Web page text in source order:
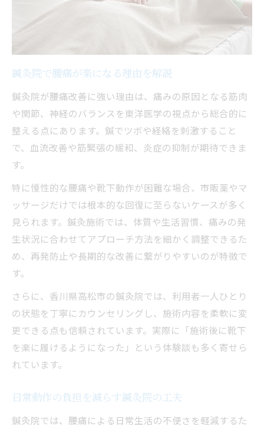
鍼灸院で腰痛が楽になる理由を解説
鍼灸院が腰痛改善に強い理由は、痛みの原因となる筋肉
や関節、神経のバランスを東洋医学の視点から総合的に
整える点にあります。鍼でツボや経絡を刺激すること
で、血流改善や筋緊張の緩和、炎症の抑制が期待できま
す。
特に慢性的な腰痛や靴下動作が困難な場合、市販薬やマ
ッサージだけでは根本的な回復に至らないケースが多く
見られます。鍼灸施術では、体質や生活習慣、痛みの発
生状況に合わせてアプローチ方法を細かく調整できるた
め、再発防止や長期的な改善に繋がりやすいのが特徴で
す。
さらに、香川県高松市の鍼灸院では、利用者一人ひとり
の状態を丁寧にカウンセリングし、施術内容を柔軟に変
更できる点も信頼されています。実際に「施術後に靴下
を楽に履けるようになった」という体験談も多く寄せら
れています。
日常動作の負担を減らす鍼灸院の工夫
鍼灸院では、腰痛による日常生活の不便さを軽減するた